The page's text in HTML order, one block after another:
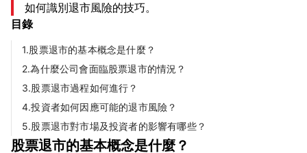
如何識別退市風險的技巧。
目錄
1.股票退市的基本概念是什麼？
2.為什麼公司會面臨股票退市的情況？
3.股票退市過程如何進行？
4.投資者如何因應可能的退市風險？
5.股票退市對市場及投資者的影響有哪些？
股票退市的基本概念是什麼？